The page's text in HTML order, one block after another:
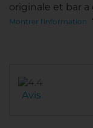
originale et bar a
Montrer l'information
Avis